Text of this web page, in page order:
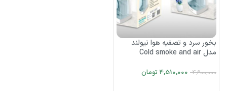
بخور سرد و تصفیه هوا نیولند
مدل Cold smoke and air
2721WH
4,600,000
4,510,000 تومان